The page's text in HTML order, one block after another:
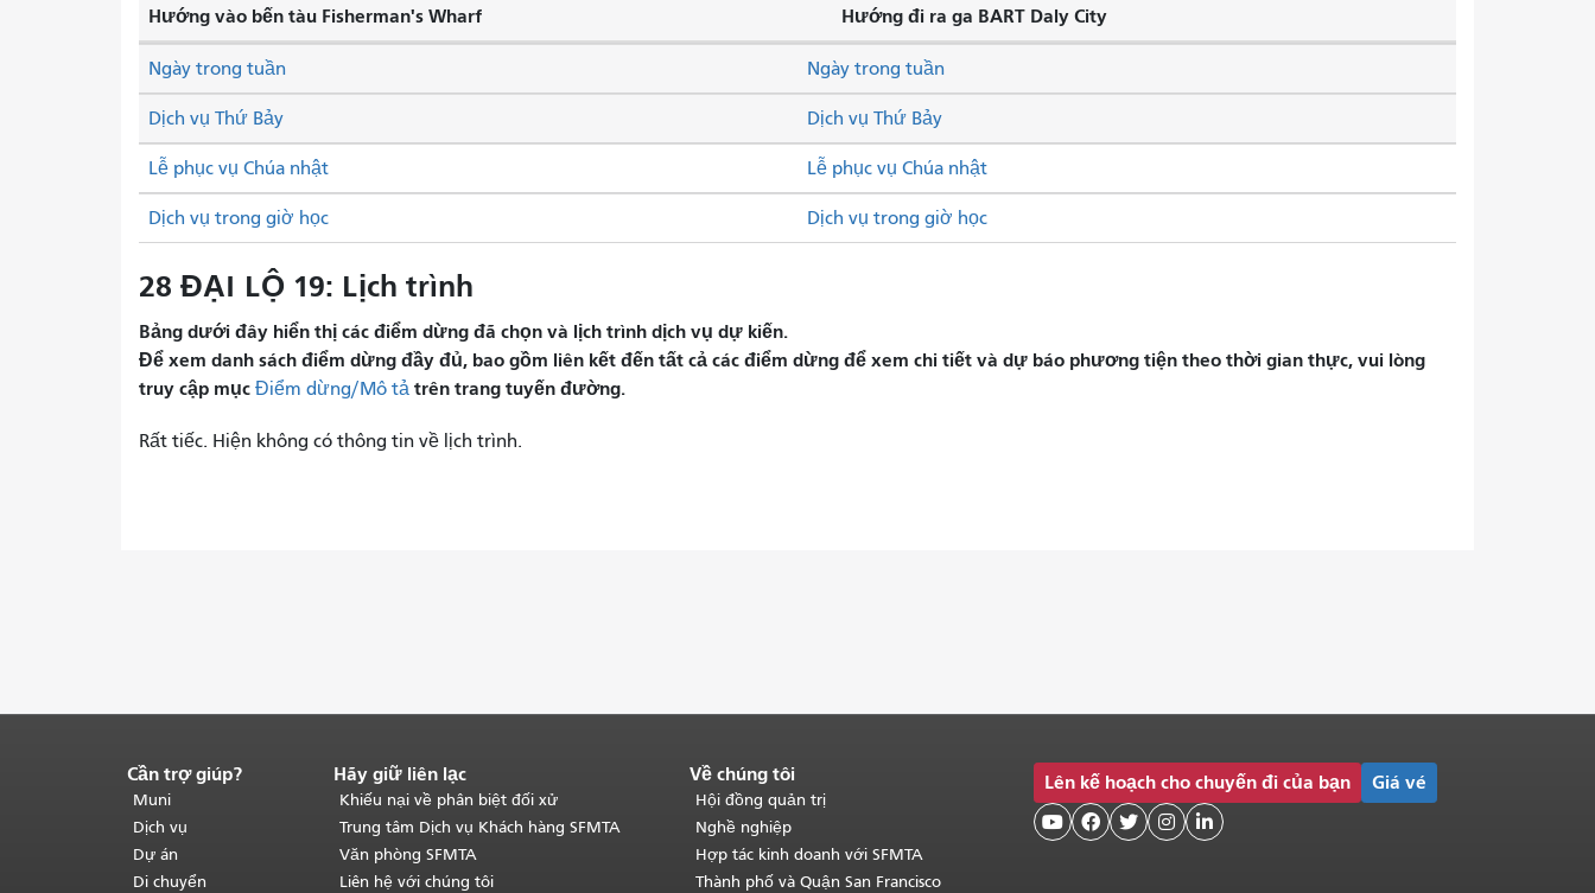
Hướng vào bến tàu Fisherman's Wharf Hướng đi ra ga BART Daly City
Dịch vụ Thứ Bảy Dịch vụ Thứ Bảy
Lễ phục vụ Chúa nhật Lễ phục vụ Chúa nhật
Ngày trong tuần Ngày trong tuần
Dịch vụ trong giờ học Dịch vụ trong giờ học
28 ĐẠI LỘ 19: Lịch trình
Bảng dưới đây hiển thị các điểm dừng đã chọn và lịch trình dịch vụ dự kiến.
Để xem danh sách điểm dừng đầy đủ, bao gồm liên kết đến tất cả các điểm dừng để xem chi tiết và dự báo phương tiện theo thời gian thực, vui lòng
truy cập mục Điểm dừng/Mô tả trên trang tuyến đường.
Rất tiếc. Hiện không có thông tin về lịch trình.
Kết
thúc
nội
dung
trang.Phần
Cần trợ giúp?
Muni
Dịch vụ
Dự án
Di chuyển
Hãy giữ liên lạc
Khiếu nại về phân biệt đối xử
Trung tâm Dịch vụ Khách hàng SFMTA
Văn phòng SFMTA
Liên hệ với chúng tôi
Về chúng tôi
Hội đồng quản trị
Nghề nghiệp
Hợp tác kinh doanh với SFMTA
Thành phố và Quận San Francisco
Lên kế hoạch cho chuyến đi của bạn Giá vé
    